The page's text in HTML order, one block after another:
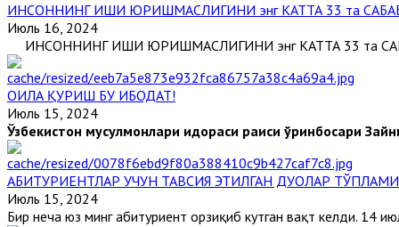
ИНСОННИНГ ИШИ ЮРИШМАСЛИГИНИ энг КАТТА 33 та
Июль 16, 2024
ИНСОННИНГ ИШИ ЮРИШМАСЛИГИНИ энг КАТТА 33 та
ОИЛА ҚУРИШ БУ ИБОДАТ!
Июль 15, 2024
Ўзбекистон мусулмонлари идораси раиси ўринбосари
АБИТУРИЕНТЛАР УЧУН ТАВСИЯ ЭТИЛГАН ДУОЛАР ТЎПЛАМИ
Июль 15, 2024
Бир неча юз минг абитуриент орзиқиб кутган вақт келди. 14